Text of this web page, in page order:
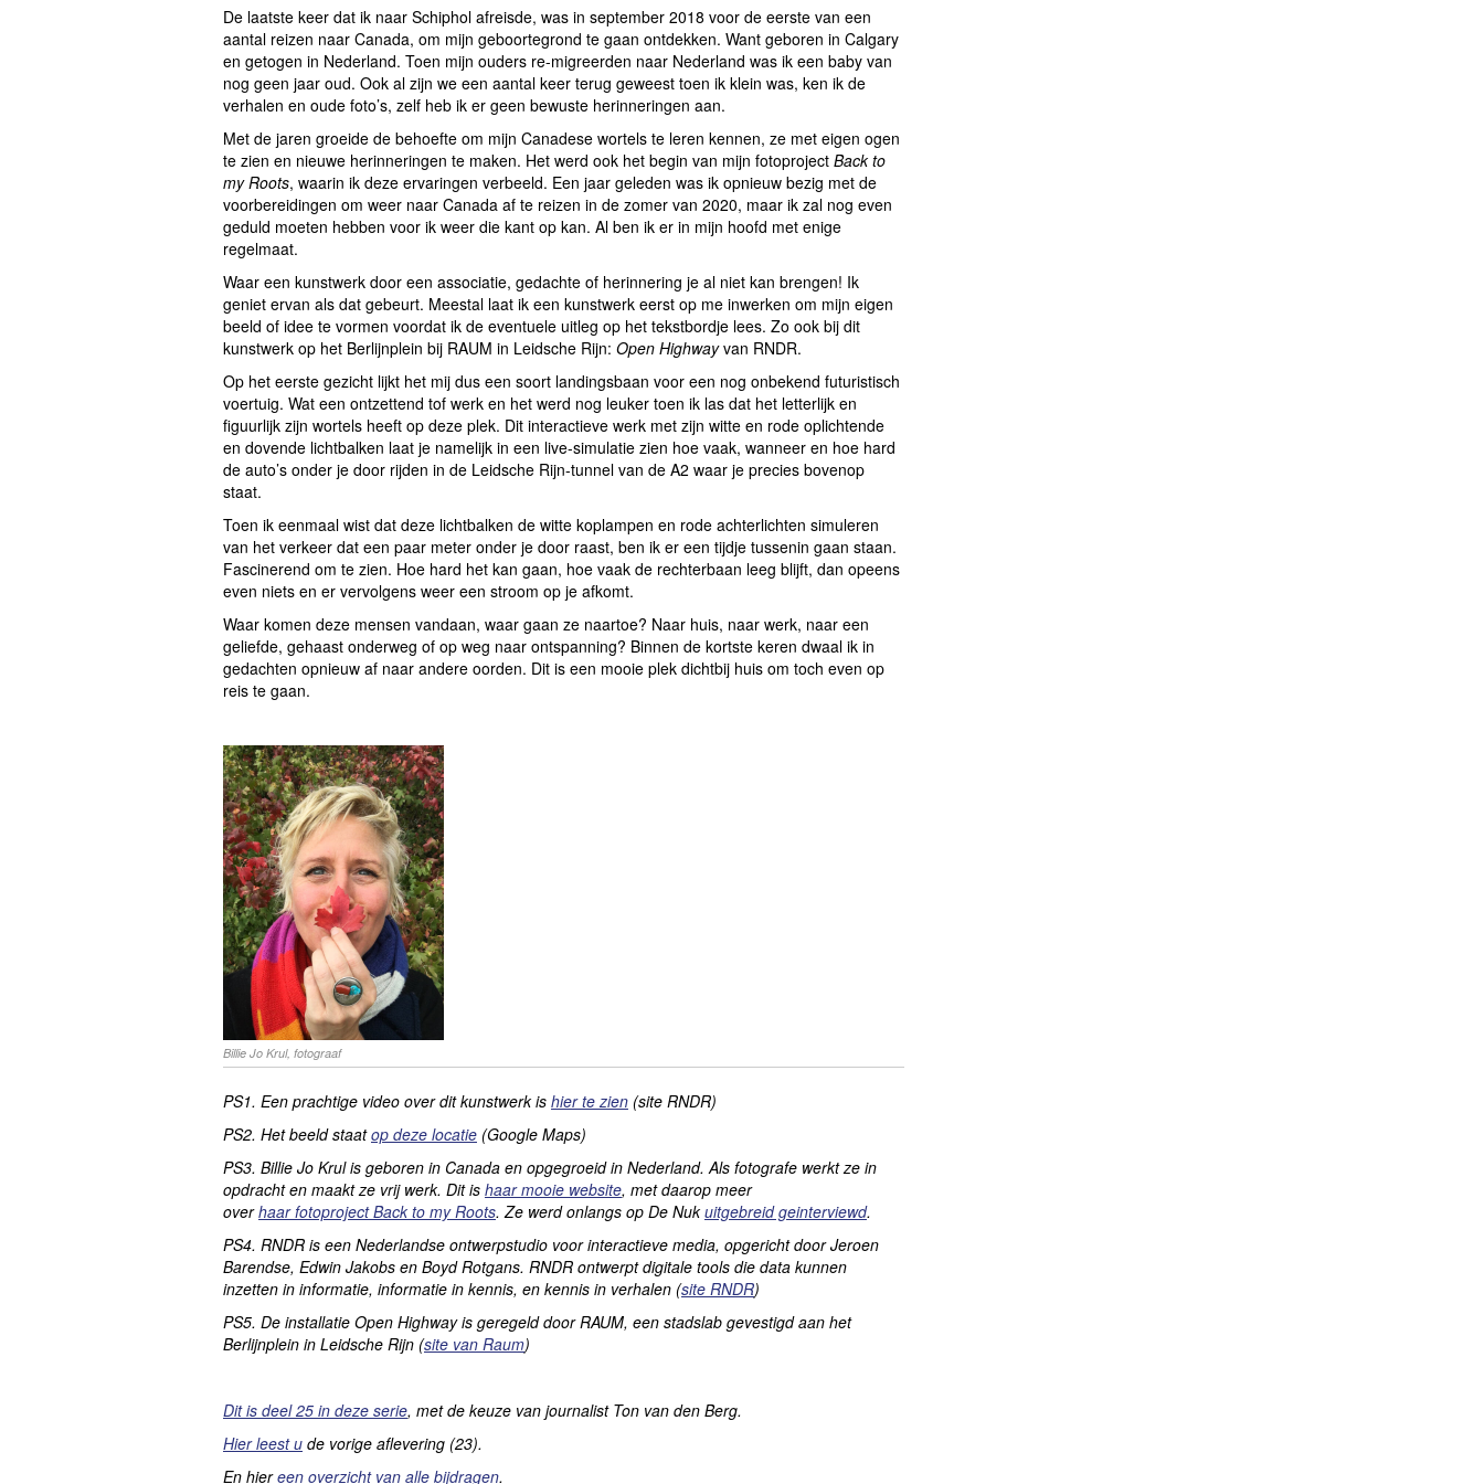
De laatste keer dat ik naar Schiphol afreisde, was in september 2018 voor de eerste van een
aantal reizen naar Canada, om mijn geboortegrond te gaan ontdekken. Want geboren in Calgary
en getogen in Nederland. Toen mijn ouders re-migreerden naar Nederland was ik een baby van
nog geen jaar oud. Ook al zijn we een aantal keer terug geweest toen ik klein was, ken ik de
verhalen en oude foto’s, zelf heb ik er geen bewuste herinneringen aan.
Met de jaren groeide de behoefte om mijn Canadese wortels te leren kennen, ze met eigen ogen
te zien en nieuwe herinneringen te maken. Het werd ook het begin van mijn fotoproject Back to
my Roots, waarin ik deze ervaringen verbeeld. Een jaar geleden was ik opnieuw bezig met de
voorbereidingen om weer naar Canada af te reizen in de zomer van 2020, maar ik zal nog even
geduld moeten hebben voor ik weer die kant op kan. Al ben ik er in mijn hoofd met enige
regelmaat.
Waar een kunstwerk door een associatie, gedachte of herinnering je al niet kan brengen! Ik
geniet ervan als dat gebeurt. Meestal laat ik een kunstwerk eerst op me inwerken om mijn eigen
beeld of idee te vormen voordat ik de eventuele uitleg op het tekstbordje lees. Zo ook bij dit
kunstwerk op het Berlijnplein bij RAUM in Leidsche Rijn: Open Highwayvan RNDR.
Op het eerste gezicht lijkt het mij dus een soort landingsbaan voor een nog onbekend futuristisch
voertuig. Wat een ontzettend tof werk en het werd nog leuker toen ik las dat het letterlijk en
figuurlijk zijn wortels heeft op deze plek. Dit interactieve werk met zijn witte en rode oplichtende
en dovende lichtbalken laat je namelijk in een live-simulatie zien hoe vaak, wanneer en hoe hard
de auto’s onder je door rijden in de Leidsche Rijn-tunnel van de A2 waar je precies bovenop
staat.
Toen ik eenmaal wist dat deze lichtbalken de witte koplampen en rode achterlichten simuleren
van het verkeer dat een paar meter onder je door raast, ben ik er een tijdje tussenin gaan staan.
Fascinerend om te zien. Hoe hard het kan gaan, hoe vaak de rechterbaan leeg blijft, dan opeens
even niets en er vervolgens weer een stroom op je afkomt.
Waar komen deze mensen vandaan, waar gaan ze naartoe? Naar huis, naar werk, naar een
geliefde, gehaast onderweg of op weg naar ontspanning? Binnen de kortste keren dwaal ik in
gedachten opnieuw af naar andere oorden. Dit is een mooie plek dichtbij huis om toch even op
reis te gaan.
Billie Jo Krul, fotograaf
PS1. Een prachtige video over dit kunstwerk is hier te zien (site RNDR)
PS2. Het beeld staatop deze locatie (Google Maps)
PS3. Billie Jo Krul is geboren in Canada en opgegroeid in Nederland. Als fotografe werkt ze in
opdracht en maakt ze vrij werk. Dit is haar mooie website, met daarop meer
overhaar fotoprojectBack to my Roots. Ze werd onlangs op De Nukuitgebreid geinterviewd.
PS4. RNDR is een Nederlandse ontwerpstudio voor interactieve media, opgericht door Jeroen
Barendse, Edwin Jakobs en Boyd Rotgans. RNDR ontwerpt digitale tools die data kunnen
inzetten in informatie, informatie in kennis, en kennis in verhalen (site RNDR)
PS5. De installatie Open Highway is geregeld door RAUM, een stadslab gevestigd aan het
Berlijnplein in Leidsche Rijn (site van Raum)
Dit is deel 25 in deze serie, met de keuze van journalist Ton van den Berg.
Hier leest u de vorige aflevering (23).
En hiereen overzicht van alle bijdragen.